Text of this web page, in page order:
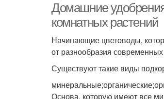
Домашние
комнатных растений
Начинающие цветоводы,
от разнообразия
Существуют такие виды
Основа, которую имеют все